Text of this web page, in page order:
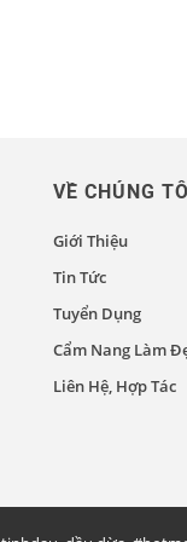
VỀ CHÚNG
Giới Thiệu
Tin Tức
Tuyển Dụng
Cẩm Nang Làm
Liên Hệ, Hợp Tác